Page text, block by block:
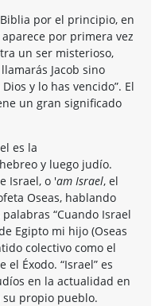
por el principio, en
por primera vez
un ser misterioso,
Jacob sino
y lo has vencido”. El
un gran significado
es la
y luego judío.
Israel, o 'am Israel, el
Oseas, hablando
“Cuando Israel
Egipto mi hijo (Oseas
colectivo como el
Éxodo. “Israel” es
en la actualidad en
propio pueblo.